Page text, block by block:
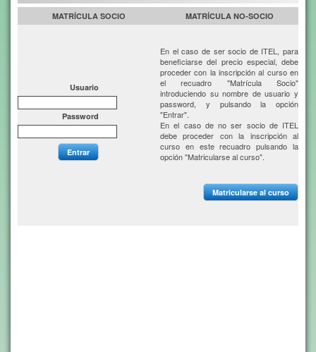
MATRÍCULA SOCIO MATRÍCULA NO-SOCIO
Usuario
Password
Entrar
En el caso de ser socio de ITEL, para
beneficiarse del precio especial, debe
proceder con la inscripción al curso en
el recuadro "Matrícula Socio"
introduciendo su nombre de usuario y
password, y pulsando la opción
"Entrar".
En el caso de no ser socio de ITEL
debe proceder con la inscripción al
curso en este recuadro pulsando la
opción "Matricularse al curso".
Matricularse al curso